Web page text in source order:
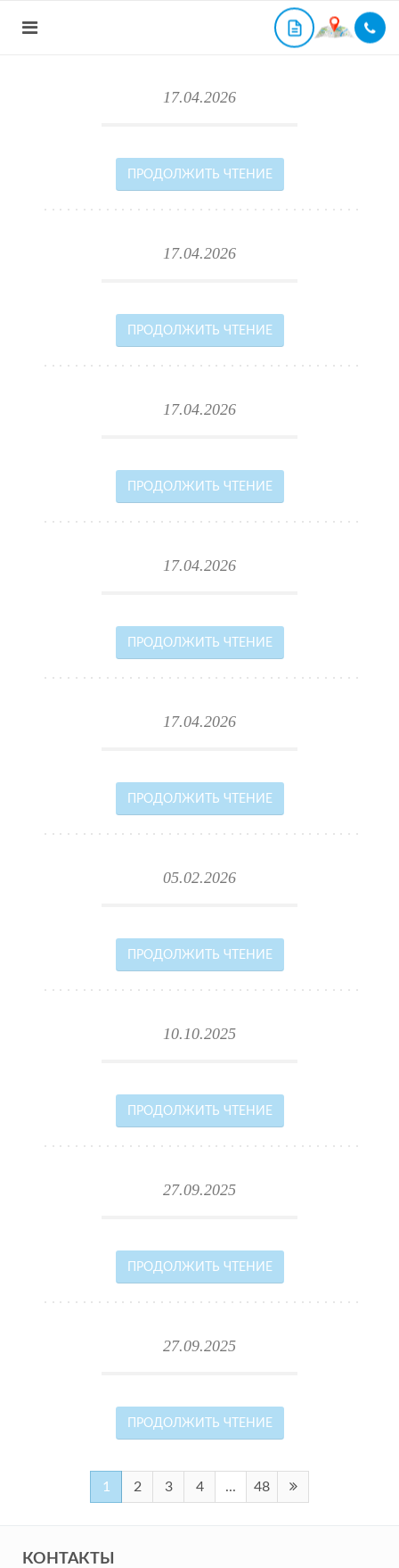
17.04.2026
ПРОДОЛЖИТЬ ЧТЕНИЕ
17.04.2026
ПРОДОЛЖИТЬ ЧТЕНИЕ
17.04.2026
ПРОДОЛЖИТЬ ЧТЕНИЕ
17.04.2026
ПРОДОЛЖИТЬ ЧТЕНИЕ
17.04.2026
ПРОДОЛЖИТЬ ЧТЕНИЕ
05.02.2026
ПРОДОЛЖИТЬ ЧТЕНИЕ
10.10.2025
ПРОДОЛЖИТЬ ЧТЕНИЕ
27.09.2025
ПРОДОЛЖИТЬ ЧТЕНИЕ
27.09.2025
ПРОДОЛЖИТЬ ЧТЕНИЕ
1 2 3 4 ... 48
КОНТАКТЫ